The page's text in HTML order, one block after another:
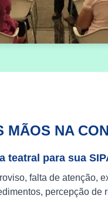
MÃOS NA
teatral para sua
falta de atenção,
percepção de